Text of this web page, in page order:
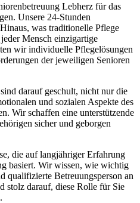
Lebherz für das
Unsere 24-Stunden
was traditionelle Pflege
Mensch einzigartige
wir individuelle Pflegelösungen
der jeweiligen Senioren
darauf geschult, nicht nur die
und sozialen Aspekte des
Wir schaffen eine unterstützende
sicher und geborgen
die auf langjähriger Erfahrung
basiert. Wir wissen, wie wichtig
qualifizierte Betreuungsperson an
stolz darauf, diese Rolle für Sie